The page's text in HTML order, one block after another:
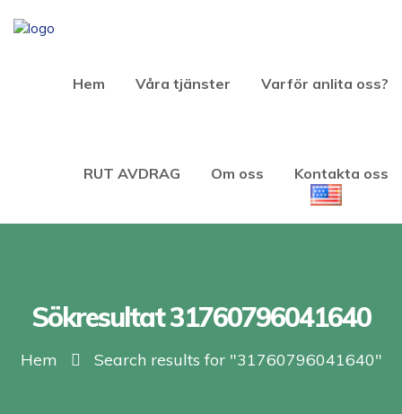
Hem Våra tjänster Varför anlita oss?
RUT AVDRAG Om oss Kontakta oss
Sökresultat 31760796041640
Hem Search results for "31760796041640"